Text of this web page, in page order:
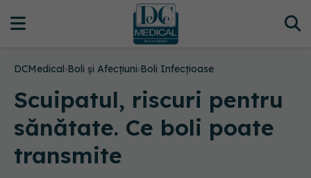
DCMedical›Boli și Afecțiuni›Boli Infecțioase
Scuipatul, riscuri pentru
sănătate. Ce boli poate
transmite